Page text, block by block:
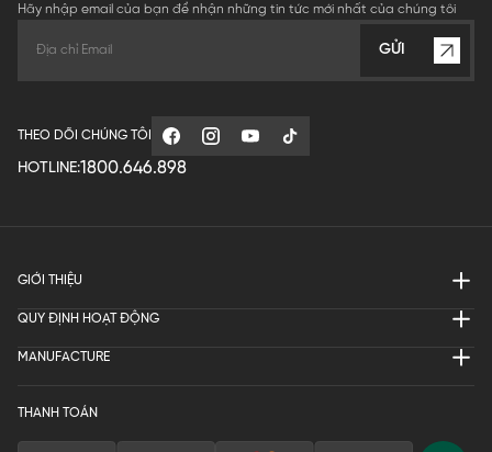
Hãy nhập email của bạn để nhận những tin tức mới nhất của chúng tôi
GỬI
THEO DÕI CHÚNG TÔI
HOTLINE:1800.646.898
GIỚI THIỆU
QUY ĐỊNH HOẠT ĐỘNG
MANUFACTURE
THANH TOÁN